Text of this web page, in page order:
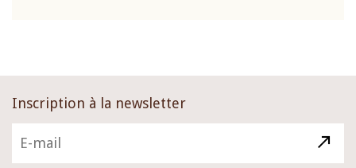
Inscription à la newsletter